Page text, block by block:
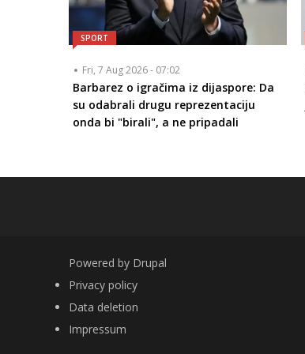
SPORT
Fri, 7 Aug 2026 - 07:02
Barbarez o igračima iz dijaspore: Da
su odabrali drugu reprezentaciju
onda bi "birali", a ne pripadali
Powered by Drupal
FOOTER
Privacy policy
Data deletion
Impressum